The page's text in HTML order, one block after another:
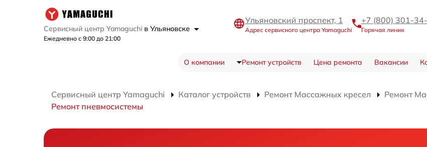
Сервисный центр Yamaguchi в Ульяновске
Ежедневно с 9:00 до 21:00
Ульяновский проспект, 1
Адрес сервисного центра Yamaguchi
+7 (800) 301-
Горячая линия
О компании Ремонт устройств Цена ремонта Вакансии
Сервисный центр Yamaguchi Каталог устройств Ремонт Массажных кресел
Ремонт
Ремонт пневмосистемы